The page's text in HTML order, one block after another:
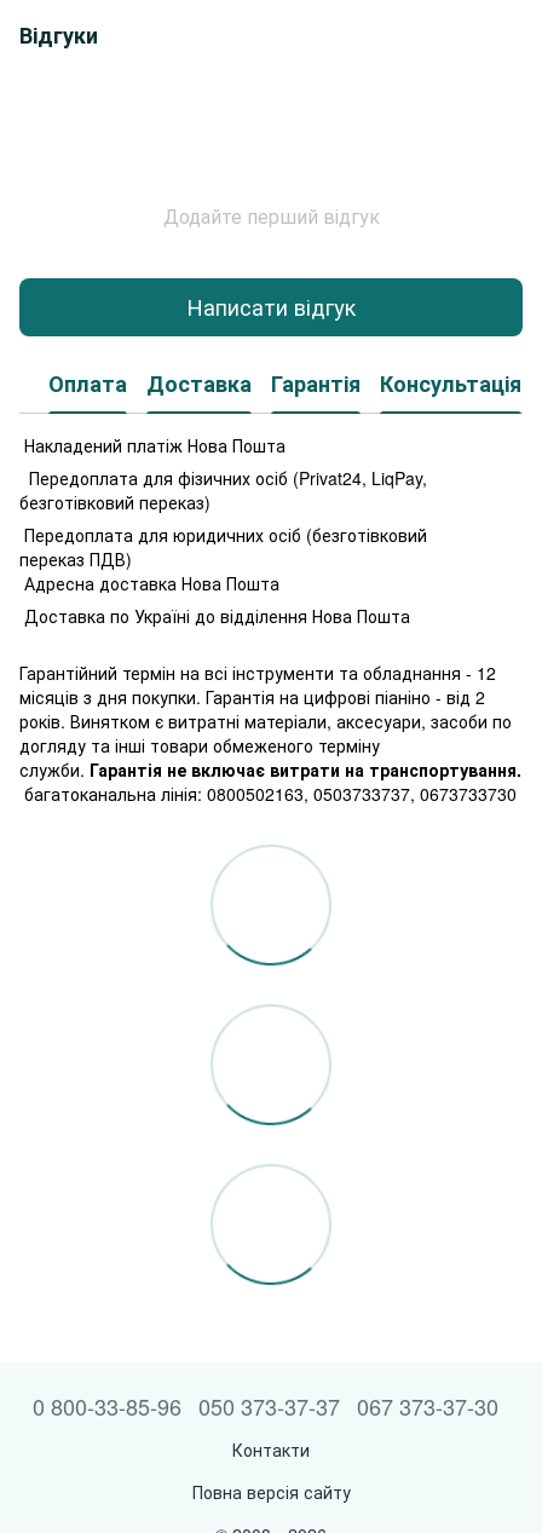
Відгуки
Додайте перший відгук
Написати відгук
Оплата Доставка Гарантія Консультація
Накладений платіж Нова Пошта
Передоплата для фізичних осіб (Privat24, LiqPay,
безготівковий переказ)
Передоплата для юридичних осіб (безготівковий
переказ ПДВ)
Адресна доставка Нова Пошта
Доставка по Україні до відділення Нова Пошта
Гарантійний термін на всі інструменти та обладнання - 12
місяців з дня покупки. Гарантія на цифрові піаніно - від 2
років. Винятком є витратні матеріали, аксесуари, засоби по
догляду та інші товари обмеженого терміну
служби. Гарантія не включає витрати на транспортування.
багатоканальна лінія: 0800502163, 0503733737, 0673733730
0 800-33-85-96 050 373-37-37 067 373-37-30
Контакти
Повна версія сайту